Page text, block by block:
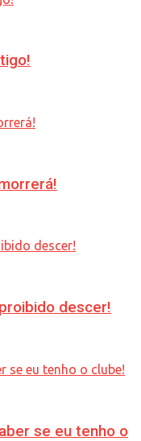
descer!
se eu tenho o